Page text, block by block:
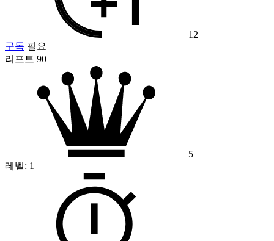
12
구독 필요
리프트 90
5
레벨: 1